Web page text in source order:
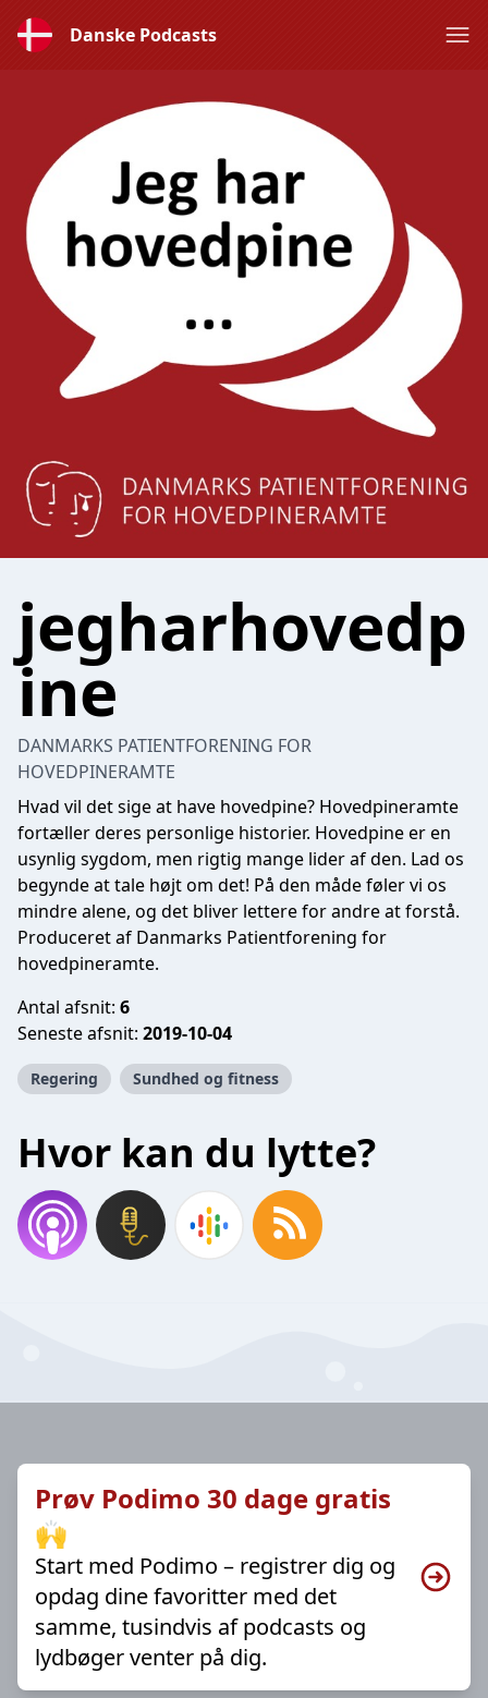
Danske Podcasts
jegharhovedp
ine
DANMARKS PATIENTFORENING FOR
HOVEDPINERAMTE
Hvad vil det sige at have hovedpine? Hovedpineramte
fortæller deres personlige historier. Hovedpine er en
usynlig sygdom, men rigtig mange lider af den. Lad os
begynde at tale højt om det! På den måde føler vi os
mindre alene, og det bliver lettere for andre at forstå.
Produceret af Danmarks Patientforening for
hovedpineramte.
Antal afsnit: 6
Seneste afsnit: 2019-10-04
Regering Sundhed og fitness
Hvor kan du lytte?
Prøv Podimo 30 dage gratis
🙌
Start med Podimo – registrer dig og
opdag dine favoritter med det
samme, tusindvis af podcasts og
lydbøger venter på dig.